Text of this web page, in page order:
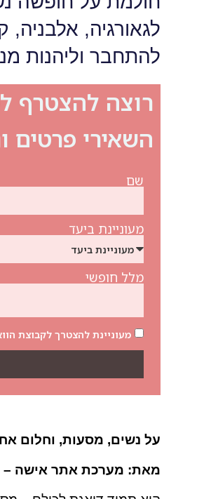
לגאורגיה,
להתחבר וליהנות
רוצה להצטרף
השאירי פרטים
שם
מעוניינת ביעד
מלל חופשי
מעוניינת להצטרך לקבוצת
על נשים, מסעות, וחלום
מאת: מערכת אתר אישה –